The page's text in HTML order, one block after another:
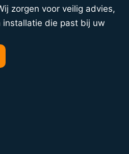
zorgen voor veilig advies,
die past bij uw